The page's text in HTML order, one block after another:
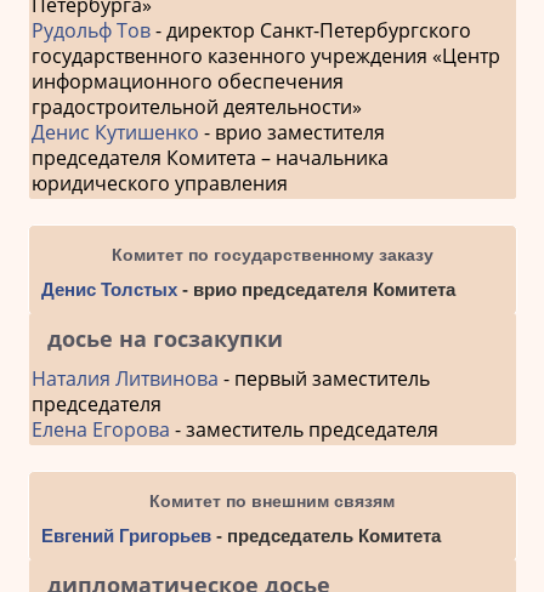
Рудольф Тов- директор Санкт-Петербургского
государственного казенного учреждения «Центр
информационного обеспечения
градостроительной деятельности»
Денис Кутишенко - врио заместителя
председателя Комитета – начальника
юридического управления
Комитет по государственному заказу
Денис Толстых- врио председателя Комитета
досье на госзакупки
Наталия Литвинова - первый заместитель
председателя
Елена Егорова - заместитель председателя
Комитет по внешним связям
Евгений Григорьев- председатель Комитета
дипломатическое досье